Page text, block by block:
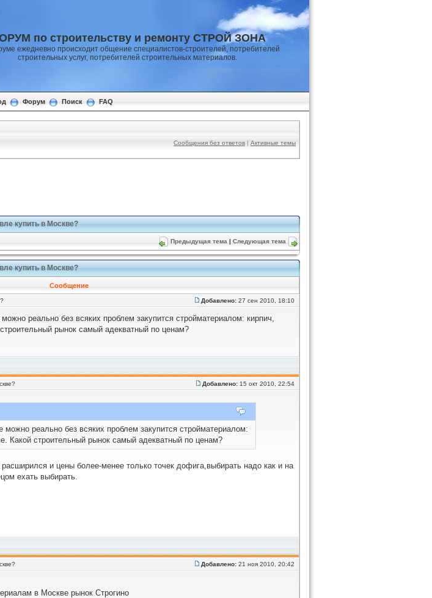
по строительству и ремонту СТРОЙ ЗОНА
ежедневно происходит общение специалистов-строителей, потребителей
строительных услуг, потребителей строительных материалов.
Форум Поиск FAQ
Сообщения без ответов | Активные темы
купить в Москве?
Предыдущая тема | Следующая тема
купить в Москве?
Сообщение
Добавлено: 27 сен 2010, 18:10
реально без всяких проблем закупится стройматериалом: кирпич,
рынок самый адекватный по ценам?
Добавлено: 15 окт 2010, 22:54
можно реально без всяких проблем закупится стройматериалом:
Какой строительный рынок самый адекватный по ценам?
и цены более-менее только точек дофига,выбирать надо как и на
ехать выбирать.
Добавлено: 21 ноя 2010, 20:42
в Москве рынок Строгино